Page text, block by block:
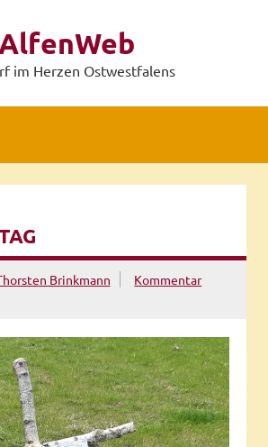
im Herzen Ostwestfalens
Brinkmann
Kommentar